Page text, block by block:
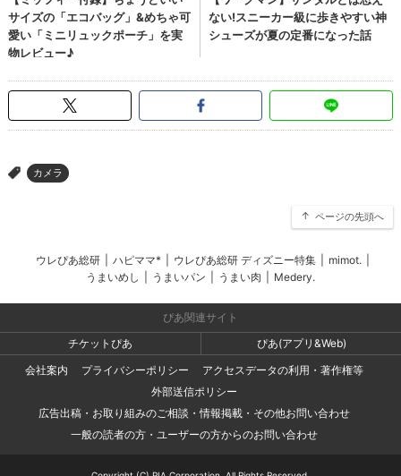
> カメラ
ページの先頭へ
ウレぴあ総研 ハピママ* ウレぴあ総研 ディズニー特集 mimot.
うまいめし
うまいパン うまい肉 Medery.
ぴあ関連サイト
チケットぴあ
ぴあ(アプリ&Web)
会社案内
プライバシーポリシー
アクセスデータの利用・著作権等
外部送信ポリシー
広告出稿・お取り組みのご相談・情報掲載・その他お問い合わせ
一般の読者の方・ユーザーの方からのお問い合わせ